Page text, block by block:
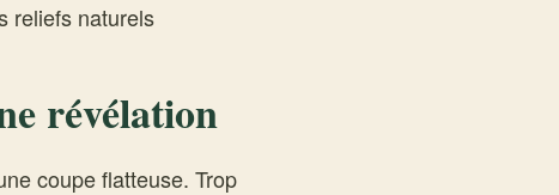
reliefs naturels
révélation
coupe flatteuse. Trop